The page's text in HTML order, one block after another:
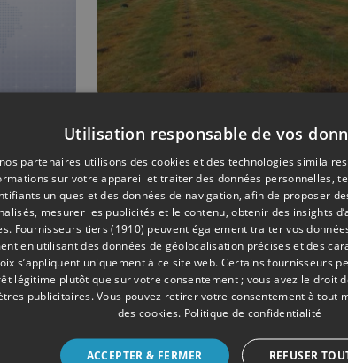
DIVERS
Vous pourriez
déguster du vin
Ouffet"
Utilisation responsable de vos
partenaires utilisons des cookies et des technologies
sur votre appareil et traiter des données personnelles,
uniques et des données de navigation, afin de proposer
mesurer les publicités et le contenu, obtenir des insights
Fournisseurs tiers (1910) peuvent également traiter vos
en utilisant des données de géolocalisation précises et des
s’appliquent uniquement à ce site web. Certains fournisseurs
légitime plutôt que sur votre consentement ; vous avez le droit
publicitaires. Vous pouvez retirer votre consentement à tout
des cookies. Politique de confidentialité
ACCEPTER & FERMER REFUSER